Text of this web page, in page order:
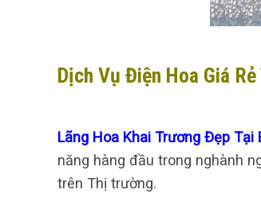
Dịch Vụ Điện Hoa Giá
Lãng Hoa Khai Trương Đẹp Tại
năng hàng đầu trong nghành
trên Thị trường.